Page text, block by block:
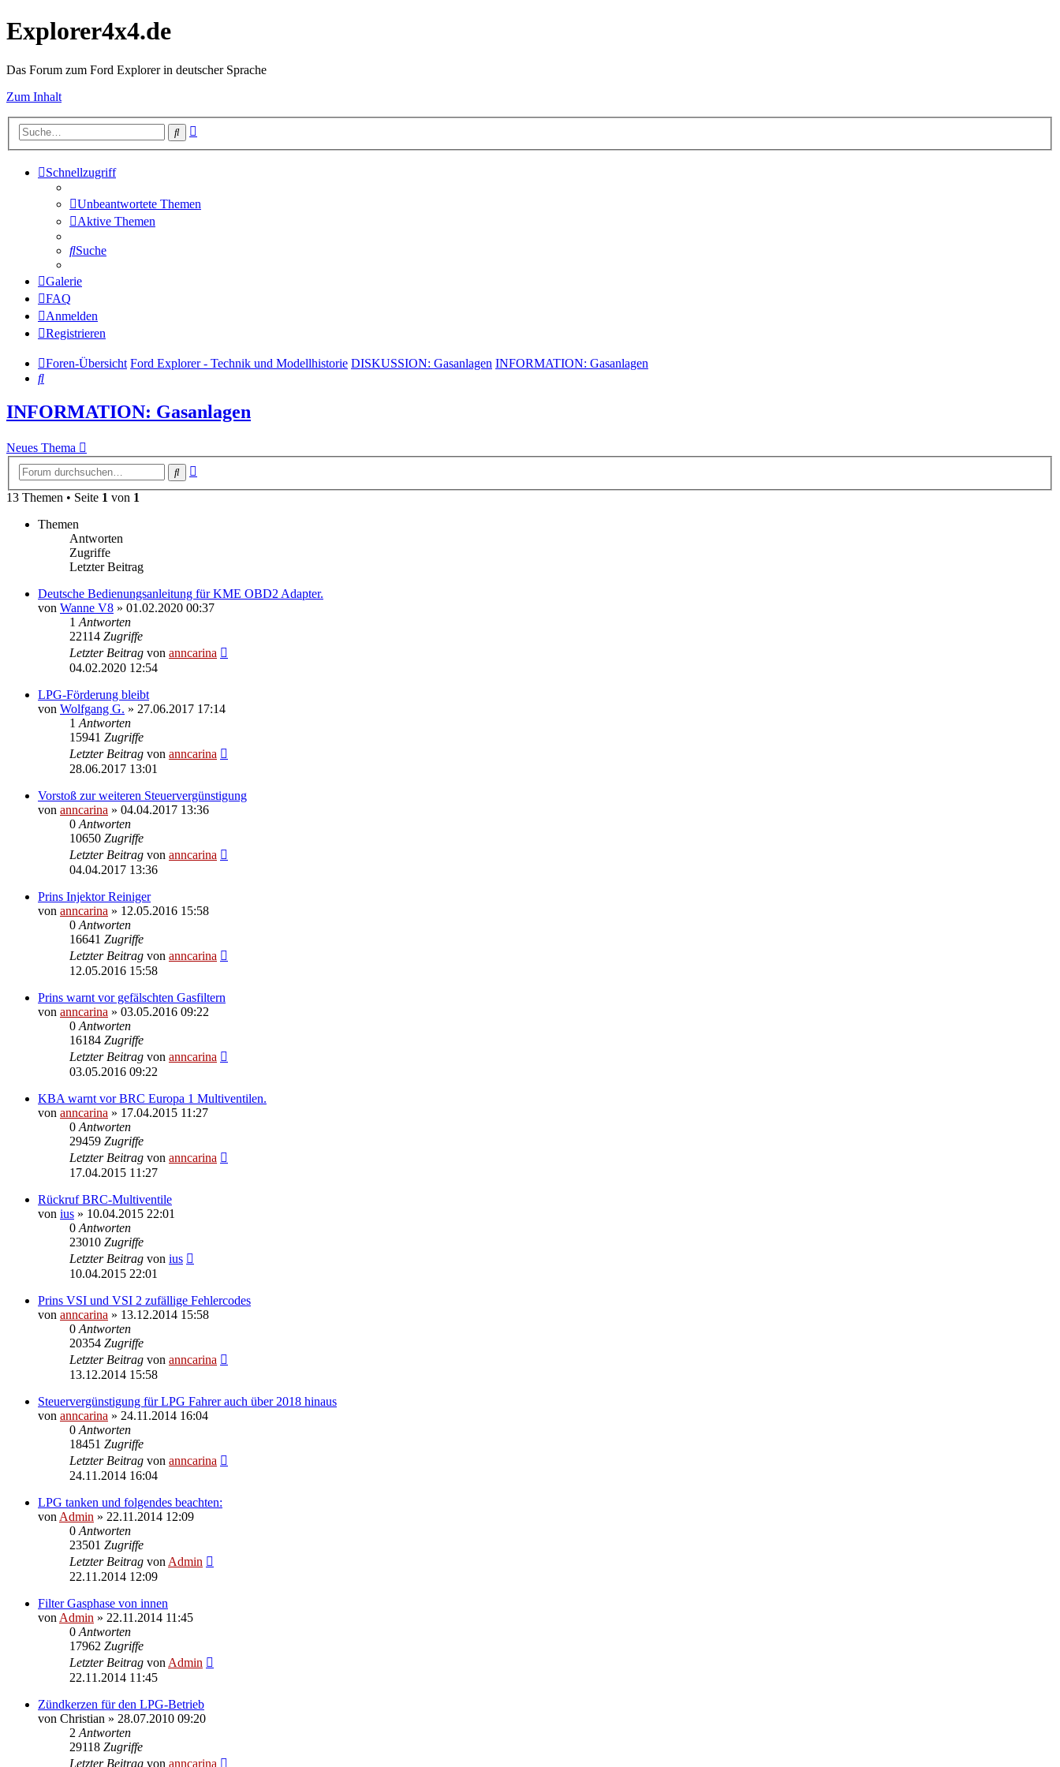
Explorer4x4.de
Das Forum zum Ford Explorer in deutscher Sprache
Zum Inhalt
Suche
Schnellzugriff
Unbeantwortete Themen
Aktive Themen
Suche
Galerie
FAQ
Anmelden
Registrieren
Foren-Übersicht Ford Explorer - Technik und Modellhistorie DISKUSSION: Gasanlagen INFORMATION: Gasanlagen
Suche
INFORMATION: Gasanlagen
Neues Thema
Suche
13 Themen • Seite 1 von 1
Themen
Antworten
Zugriffe
Letzter Beitrag
Deutsche Bedienungsanleitung für KME OBD2 Adapter.
von Wanne V8 » 01.02.2020 00:37
1 Antworten
22114 Zugriffe
Letzter Beitrag von anncarina
04.02.2020 12:54
LPG-Förderung bleibt
von Wolfgang G. » 27.06.2017 17:14
1 Antworten
15941 Zugriffe
Letzter Beitrag von anncarina
28.06.2017 13:01
Vorstoß zur weiteren Steuervergünstigung
von anncarina » 04.04.2017 13:36
0 Antworten
10650 Zugriffe
Letzter Beitrag von anncarina
04.04.2017 13:36
Prins Injektor Reiniger
von anncarina » 12.05.2016 15:58
0 Antworten
16641 Zugriffe
Letzter Beitrag von anncarina
12.05.2016 15:58
Prins warnt vor gefälschten Gasfiltern
von anncarina » 03.05.2016 09:22
0 Antworten
16184 Zugriffe
Letzter Beitrag von anncarina
03.05.2016 09:22
KBA warnt vor BRC Europa 1 Multiventilen.
von anncarina » 17.04.2015 11:27
0 Antworten
29459 Zugriffe
Letzter Beitrag von anncarina
17.04.2015 11:27
Rückruf BRC-Multiventile
von ius » 10.04.2015 22:01
0 Antworten
23010 Zugriffe
Letzter Beitrag von ius
10.04.2015 22:01
Prins VSI und VSI 2 zufällige Fehlercodes
von anncarina » 13.12.2014 15:58
0 Antworten
20354 Zugriffe
Letzter Beitrag von anncarina
13.12.2014 15:58
Steuervergünstigung für LPG Fahrer auch über 2018 hinaus
von anncarina » 24.11.2014 16:04
0 Antworten
18451 Zugriffe
Letzter Beitrag von anncarina
24.11.2014 16:04
LPG tanken und folgendes beachten:
von Admin » 22.11.2014 12:09
0 Antworten
23501 Zugriffe
Letzter Beitrag von Admin
22.11.2014 12:09
Filter Gasphase von innen
von Admin » 22.11.2014 11:45
0 Antworten
17962 Zugriffe
Letzter Beitrag von Admin
22.11.2014 11:45
Zündkerzen für den LPG-Betrieb
von Christian » 28.07.2010 09:20
2 Antworten
29118 Zugriffe
Letzter Beitrag von anncarina